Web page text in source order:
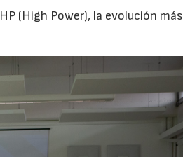
(High Power), la evolución más